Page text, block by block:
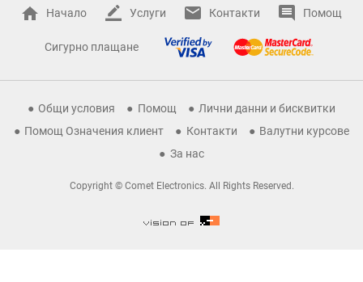
Начало Услуги Контакти Помощ
Сигурно плащане
Общи условия Помощ
Лични данни и бисквитки
Помощ Означения клиент
Контакти
Валутни курсове
За нас
Copyright © Comet Electronics. All Rights Reserved.